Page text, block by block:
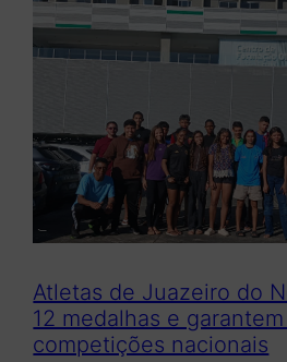
Atletas de Juazeiro do
12 medalhas e
competições nacionais